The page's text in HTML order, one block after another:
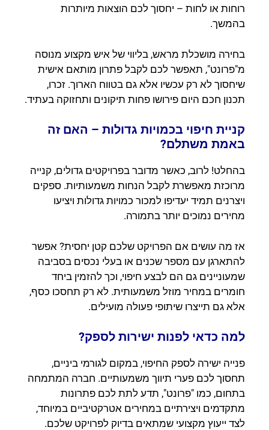
רוחות או לחות – יחסוך לכם הוצאות מיותרות
בהמשך.
בחירה מושכלת מראש, בליווי של איש מקצוע מנוסה
מ"פרונט", תאפשר לכם לקבל פתרון מותאם אישית
שיחסוך לא רק עכשיו אלא גם בטווח הארוך. זכרו,
תכנון חכם היום פירושו פחות תיקונים ותחזוקה בעתיד.
קניית חיפוי בכמויות גדולות – האם זה
באמת משתלם?
בהחלט! לרוב, כאשר מדובר בפרויקטים גדולים, קנייה
מרוכזת מאפשרת לקבל הנחות משמעותיות. ספקים
ויצרנים תמיד יעדיפו למכור כמויות גדולות ויציעו
מחירים נמוכים יותר בתמורה.
אז מה עושים אם הפרויקט שלכם קטן יחסית? אפשר
להתארגן עם מספר שכנים או בעלי נכסים בסביבה
שמעוניינים גם הם לבצע חיפוי, וכך להזמין ביחד
חומרים במחיר מוזל משמעותית. לא רק תחסכו כסף,
אלא גם תייצרו שיתופי פעולה מועילים.
למה כדאי לפנות ישירות לספק?
פנייה ישירה לספק החיפוי, במקום לגורמי ביניים,
תחסוך לכם פערי תיווך משמעותיים. חברה המתמחה
בתחום, כמו "פרונט", תדע לתת לכם פתרונות
מתקדמים ויצירתיים במחירים אטרקטיביים במיוחד,
לצד ייעוץ מקצועי שמתאים בדיוק לפרויקט שלכם.